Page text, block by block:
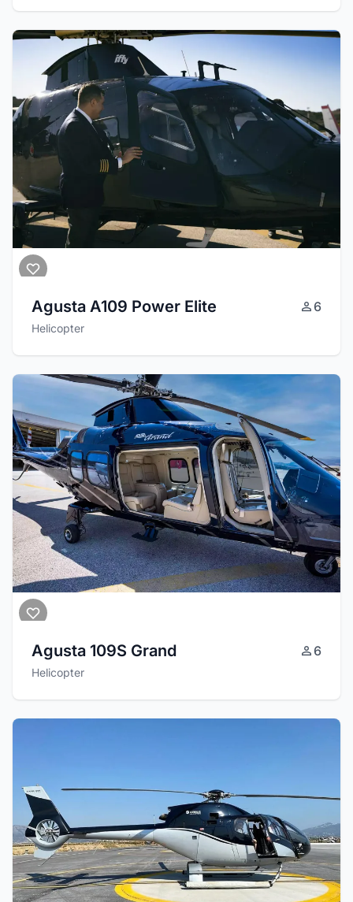
Agusta A109 Power Elite 6
Helicopter
Agusta 109S Grand 6
Helicopter